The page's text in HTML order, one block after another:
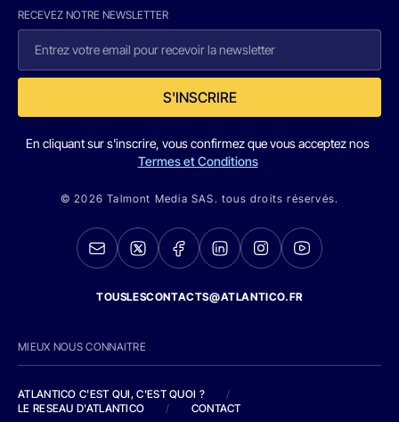
RECEVEZ NOTRE NEWSLETTER
S'INSCRIRE
En cliquant sur s'inscrire, vous confirmez que vous acceptez nos
Termes et Conditions
© 2026 Talmont Media SAS. tous droits réservés.
TOUSLESCONTACTS@ATLANTICO.FR
MIEUX NOUS CONNAITRE
ATLANTICO C'EST QUI, C'EST QUOI ?
/
LE RESEAU D'ATLANTICO
/ CONTACT